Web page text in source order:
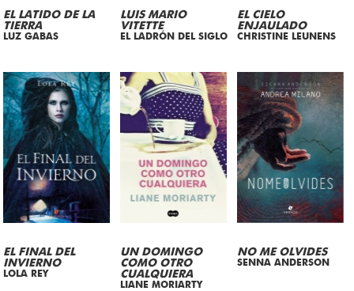
EL LATIDO DE LA
TIERRA
LUZ GABAS
LUIS MARIO
VITETTE
EL LADRÓN DEL SIGLO
EL CIELO
ENJAULADO
CHRISTINE LEUNENS
EL FINAL DEL
INVIERNO
LOLA REY
UN DOMINGO
COMO OTRO
CUALQUIERA
LIANE MORIARTY
NO ME OLVIDES
SENNA ANDERSON